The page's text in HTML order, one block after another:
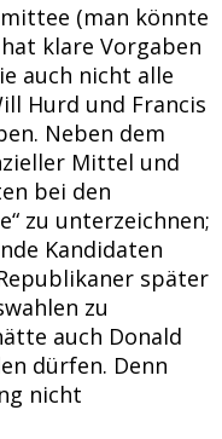
(man könnte
klare Vorgaben
auch nicht alle
Hurd und Francis
Neben dem
Mittel und
bei den
zu unterzeichnen;
Kandidaten
später
zu
auch Donald
dürfen. Denn
nicht